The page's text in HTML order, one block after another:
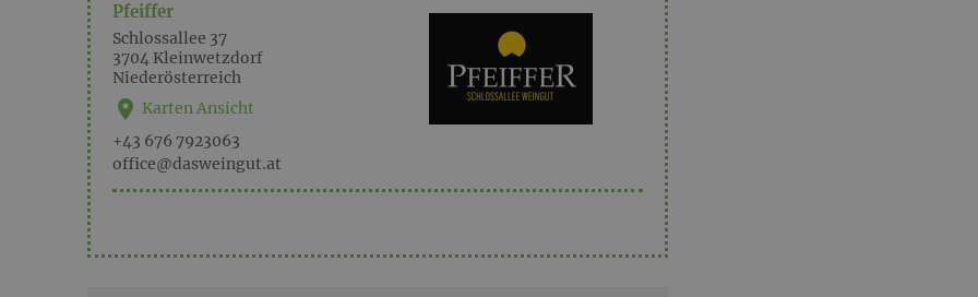
Pfeiffer
Schlossallee 37
3704 Kleinwetzdorf
Niederösterreich
Karten Ansicht
+43 676 7923063
office@dasweingut.at